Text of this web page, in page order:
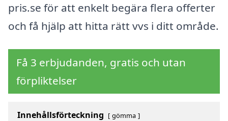
pris.se för att enkelt begära flera offerter
och få hjälp att hitta rätt vvs i ditt område.
Få 3 erbjudanden, gratis och utan
förpliktelser
Innehållsförteckning gömma